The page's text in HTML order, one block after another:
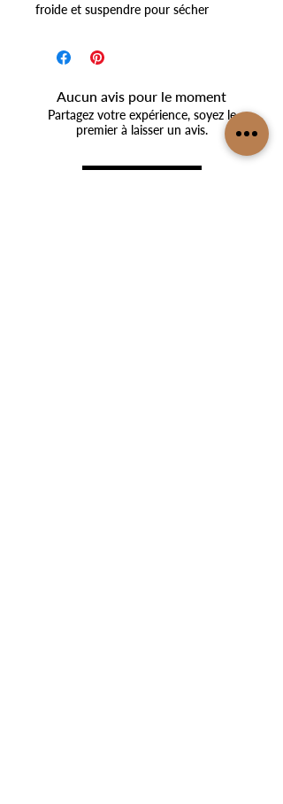
froide et suspendre pour sécher
Aucun avis pour le moment
Partagez votre expérience, soyez le
premier à laisser un avis.